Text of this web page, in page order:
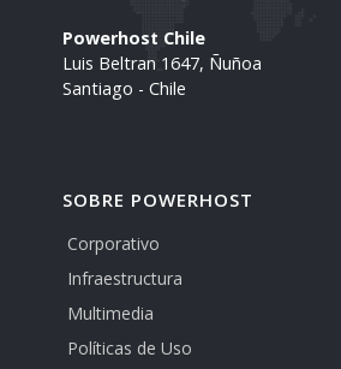
Powerhost Chile
Luis Beltran 1647, Ñuñoa
Santiago - Chile
SOBRE POWERHOST
Corporativo
Infraestructura
Multimedia
Políticas de Uso